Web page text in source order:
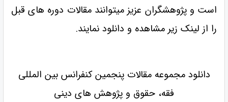
است و پژوهشگران عزیز میتوانند مقالات دوره های قبل
را از لینک زیر مشاهده و دانلود نمایند.
دانلود مجموعه مقالات پنجمین کنفرانس بین المللی
فقه، حقوق و پژوهش های دینی